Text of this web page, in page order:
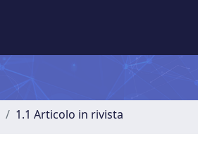
1.1 Articolo in rivista